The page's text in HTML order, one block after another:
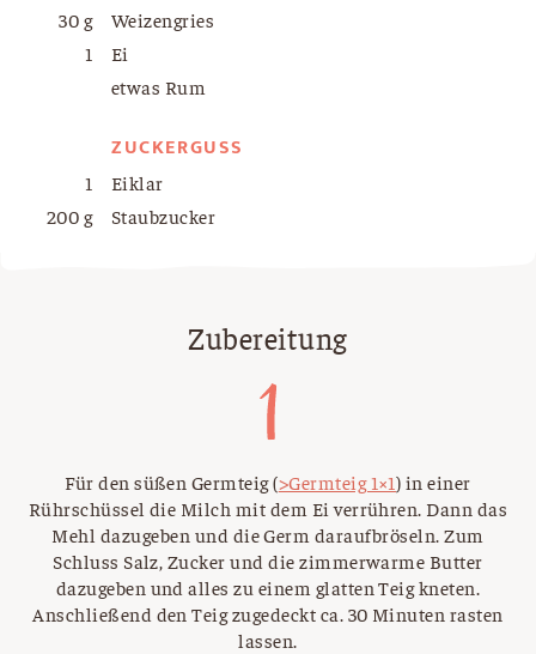
30 g
Weizengries
1
Ei
etwas Rum
ZUCKERGUSS
1
Eiklar
200 g
Staubzucker
Zubereitung
Für den süßen Germteig (>Germteig 1×1) in einer
Rührschüssel die Milch mit dem Ei verrühren. Dann das
Mehl dazugeben und die Germ daraufbröseln. Zum
Schluss Salz, Zucker und die zimmerwarme Butter
dazugeben und alles zu einem glatten Teig kneten.
Anschließend den Teig zugedeckt ca. 30 Minuten rasten
lassen.